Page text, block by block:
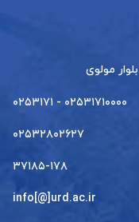
مولوی
۰۲۵۳۱۷۱۰۰۰۰ - ۰۲۵۳۱۷۱
۰۲۵۳۲۸۰۲۶۲۷
۳۷۱۸۵-۱۷۸
info[@]urd.ac.ir